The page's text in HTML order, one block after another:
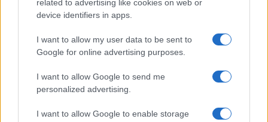
related to advertising like cookies on web or
device identifiers in apps.
I want to allow my user data to be sent to
Google for online advertising purposes.
I want to allow Google to send me
personalized advertising.
I want to allow Google to enable storage